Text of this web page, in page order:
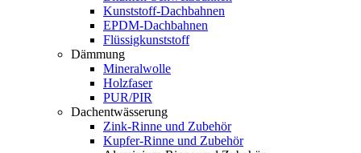
Kunststoff-Dachbahnen
EPDM-Dachbahnen
Flüssigkunststoff
Dämmung
Mineralwolle
Holzfaser
PUR/PIR
Dachentwässerung
Zink-Rinne und Zubehör
Kupfer-Rinne und Zubehör